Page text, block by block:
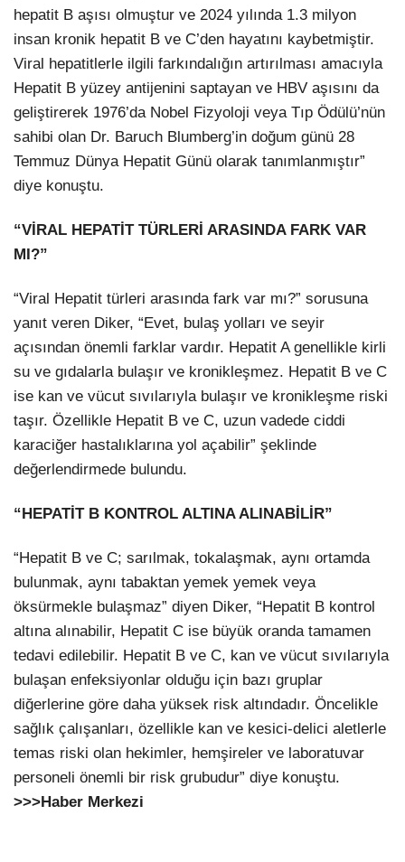
hepatit B aşısı olmuştur ve 2024 yılında 1.3 milyon
insan kronik hepatit B ve C’den hayatını kaybetmiştir.
Viral hepatitlerle ilgili farkındalığın artırılması amacıyla
Hepatit B yüzey antijenini saptayan ve HBV aşısını da
geliştirerek 1976’da Nobel Fizyoloji veya Tıp Ödülü’nün
sahibi olan Dr. Baruch Blumberg’in doğum günü 28
Temmuz Dünya Hepatit Günü olarak tanımlanmıştır”
diye konuştu.
“VİRAL HEPATİT TÜRLERİ ARASINDA FARK VAR
MI?”
“Viral Hepatit türleri arasında fark var mı?” sorusuna
yanıt veren Diker, “Evet, bulaş yolları ve seyir
açısından önemli farklar vardır. Hepatit A genellikle kirli
su ve gıdalarla bulaşır ve kronikleşmez. Hepatit B ve C
ise kan ve vücut sıvılarıyla bulaşır ve kronikleşme riski
taşır. Özellikle Hepatit B ve C, uzun vadede ciddi
karaciğer hastalıklarına yol açabilir” şeklinde
değerlendirmede bulundu.
“HEPATİT B KONTROL ALTINA ALINABİLİR”
“Hepatit B ve C; sarılmak, tokalaşmak, aynı ortamda
bulunmak, aynı tabaktan yemek yemek veya
öksürmekle bulaşmaz” diyen Diker, “Hepatit B kontrol
altına alınabilir, Hepatit C ise büyük oranda tamamen
tedavi edilebilir. Hepatit B ve C, kan ve vücut sıvılarıyla
bulaşan enfeksiyonlar olduğu için bazı gruplar
diğerlerine göre daha yüksek risk altındadır. Öncelikle
sağlık çalışanları, özellikle kan ve kesici-delici aletlerle
temas riski olan hekimler, hemşireler ve laboratuvar
personeli önemli bir risk grubudur” diye konuştu.
>>>Haber Merkezi